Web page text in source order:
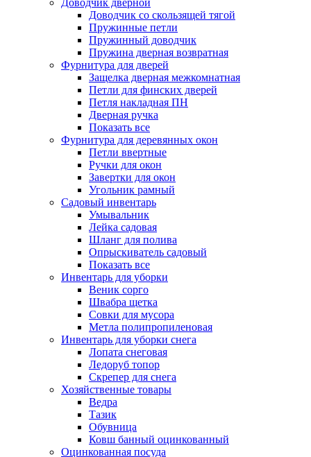
Доводчик со скользящей тягой
Пружинные петли
Пружинный доводчик
Пружина дверная возвратная
Фурнитура для дверей
Защелка дверная межкомнатная
Петли для финских дверей
Петля накладная ПН
Дверная ручка
Показать все
Фурнитура для деревянных окон
Петли ввертные
Ручки для окон
Завертки для окон
Угольник рамный
Садовый инвентарь
Умывальник
Лейка садовая
Шланг для полива
Опрыскиватель садовый
Показать все
Инвентарь для уборки
Веник сорго
Швабра щетка
Совки для мусора
Метла полипропиленовая
Инвентарь для уборки снега
Лопата снеговая
Ледоруб топор
Скрепер для снега
Хозяйственные товары
Ведра
Тазик
Обувница
Ковш банный оцинкованный
Оцинкованная посуда